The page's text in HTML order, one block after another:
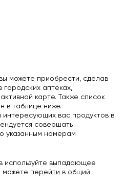
можете приобрести, сделав
городских аптеках,
карте. Также список
в таблице ниже.
интересующих вас продуктов в
совершать
указанным номерам
используйте выпадающее
можете перейти в общий